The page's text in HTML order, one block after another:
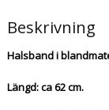
Beskrivning
Halsband i
Längd: ca 62 cm.